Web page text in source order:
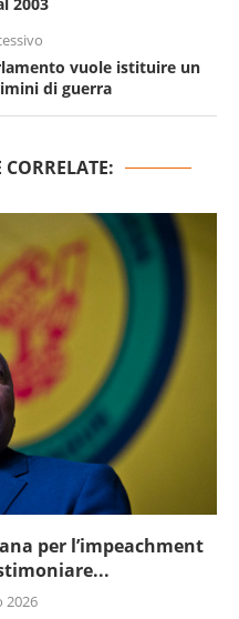
vuole istituire un
di guerra
CORRELATE:
per l’impeachment
2026